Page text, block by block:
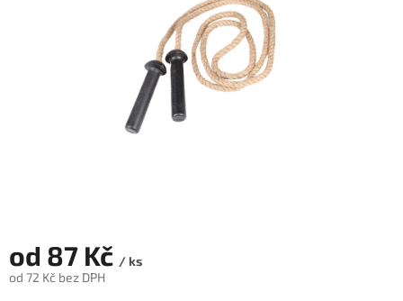
od 87 Kč / ks
od 72 Kč bez DPH